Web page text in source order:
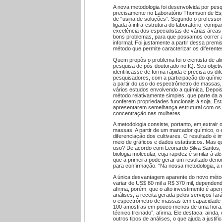
A nova metodologia foi desenvolvida por
precisamente no Laboratório Thomson de
de “usina de soluções”. Segundo o
ligada à infra-estrutura do laboratório,
excelência dos especialistas de várias
bons problemas, para que possamos correr
informal. Foi justamente a partir dessa
método que permite caracterizar os
Quem propôs o problema foi o cientista de
pesquisa de pós-doutorado no IQ. Seu
identificasse de forma rápida e precisa os
pesquisadores, com a participação do
a partir do uso do espectrômetro de
vários estudos envolvendo a química.
método relativamente simples, que parte da
conferem propriedades funcionais à soja.
apresentarem semelhança estrutural com
concentração nas mulheres.
A metodologia consiste, portanto, em extrair
massas. A partir de um marcador químico, o
diferenciação dos cultivares. O resultado é
meio de gráficos e dados estatísticos. Mas
uso? De acordo com Leonardo Silva
biologia molecular, cuja rapidez é similar à
que a primeira pode gerar um resultado
para confirmação. “Na nossa metodologia,
A única desvantagem aparente do novo
variar de US$ 80 mil a R$ 370 mil,
afirma, porém, que o alto investimento é
análises, a receita gerada pelos serviços
o espectrômetro de massas tem
100 amostras em pouco menos de uma
técnico treinado”, afirma. Ele destaca,
outros tipos de análises, o que ajuda a